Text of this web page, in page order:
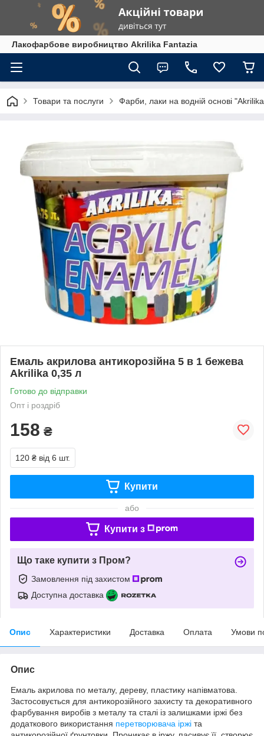
Лакофарбове виробництво Akrilika Fantazia
Товари та послуги Фарби, лаки на водній основі
Емаль акрилова антикорозійна 5 в 1 бежева
Akrilika 0,35 л
Готово до відправки
Опт і роздріб
158 ₴
120 ₴ від 6 шт.
Купити
або
Купити з
Що таке купити з Пром?
Замовлення під захистом
Доступна доставка
Опис Характеристики Доставка Оплата Умови
Опис
Емаль акрилова по металу, дереву, пластику напівматова.
Застосовується для антикорозійного захисту та декоративного
фарбування виробів з металу та сталі із залишками іржі без
додаткового використання перетворювача іржі та